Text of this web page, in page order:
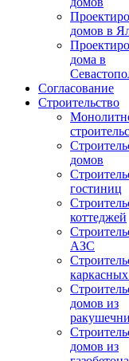
домов в
дома в
Согласование
Строительство
домов
гостиниц
коттеджей
АЗС
домов из
домов из